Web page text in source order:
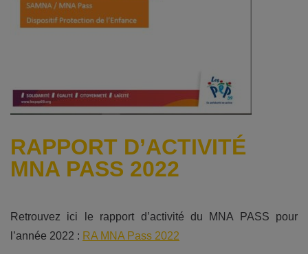
RAPPORT D’ACTIVITÉ
MNA PASS 2022
Retrouvez ici le rapport d’activité du MNA PASS pour
l’année 2022 : RA MNA Pass 2022